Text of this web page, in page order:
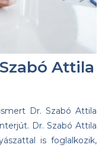
Attila
Dr. Szabó Attila
Dr. Szabó Attila
is foglalkozik,